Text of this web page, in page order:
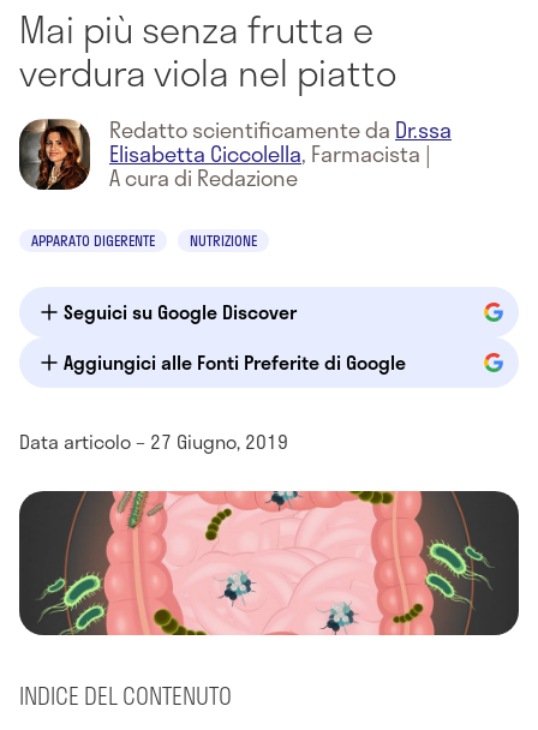
Mai più senza frutta e
verdura viola nel piatto
Redatto scientificamente da Dr.ssa
Elisabetta Ciccolella, Farmacista |
A cura di Redazione
APPARATO DIGERENTE NUTRIZIONE
Seguici su Google Discover
Aggiungici alle Fonti Preferite di Google
Data articolo – 27 Giugno, 2019
INDICE DEL CONTENUTO